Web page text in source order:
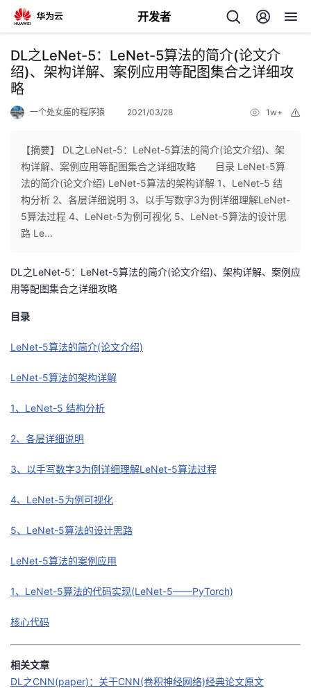
开发者
返
回
个
人
主
页
我
的
开
的
博
客
我
的
论
坛
我
的
圈
子
我
的
直
播
我
的
活
我
的
我
发
Programs
的
DL之LeNet-5：LeNet-5算法的简介(论文介
绍)、架构详解、案例应用等配图集合之详细攻
略
一个处女座的程序猿 2021/03/28 1w+
【摘要】 DL之LeNet-5：LeNet-5算法的简介(论文介绍)、架
构详解、案例应用等配图集合之详细攻略 目录 LeNet-5算
法的简介(论文介绍) LeNet-5算法的架构详解 1、LeNet-5 结
构分析 2、各层详细说明 3、以手写数字3为例详细理解LeNet-
5算法过程 4、LeNet-5为例可视化 5、LeNet-5算法的设计思
路 Le...
DL之LeNet-5：LeNet-5算法的简介(论文介绍)、架构详解、案例应
用等配图集合之详细攻略
目录
LeNet-5算法的简介(论文介绍)
LeNet-5算法的架构详解
1、LeNet-5 结构分析
2、各层详细说明
3、以手写数字3为例详细理解LeNet-5算法过程
4、LeNet-5为例可视化
5、LeNet-5算法的设计思路
LeNet-5算法的案例应用
1、LeNet-5算法的代码实现(LeNet-5——PyTorch)
核心代码
相关文章
DL之CNN(paper)：关于CNN(卷积神经网络)经典论文原文